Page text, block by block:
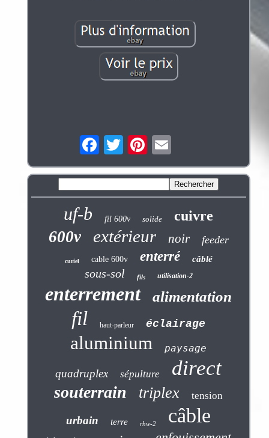
uf-b fil 600v solide cuivre
600v extérieur noir feeder
curiel cable 600v enterré câblé
sous-sol fils utilisation-2
enterrement alimentation
fil haut-parleur éclairage
aluminium paysage
quadruplex sépulture direct
souterrain triplex tension
urbain terre rhw-2 câble